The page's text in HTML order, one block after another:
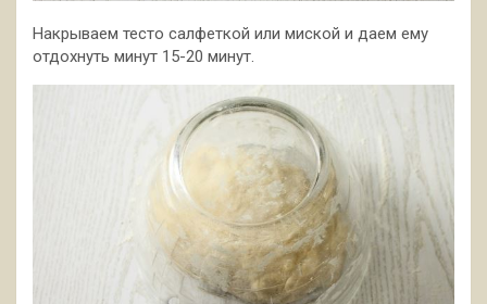
Накрываем тесто салфеткой или миской и даем ему
отдохнуть минут 15-20 минут.